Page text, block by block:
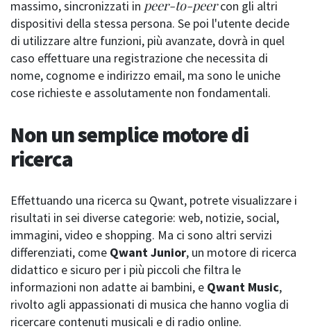
massimo, sincronizzati in peer-to-peercon gli altri
dispositivi della stessa persona. Se poi l'utente decide
di utilizzare altre funzioni, più avanzate, dovrà in quel
caso effettuare una registrazione che necessita di
nome, cognome e indirizzo email, ma sono le uniche
cose richieste e assolutamente non fondamentali.
Non un semplice motore di
ricerca
Effettuando una ricerca su Qwant, potrete visualizzare i
risultati in sei diverse categorie: web, notizie, social,
immagini, video e shopping. Ma ci sono altri servizi
differenziati, come Qwant Junior, un motore di ricerca
didattico e sicuro per i più piccoli che filtra le
informazioni non adatte ai bambini, e Qwant Music,
rivolto agli appassionati di musica che hanno voglia di
ricercare contenuti musicali e di radio online.